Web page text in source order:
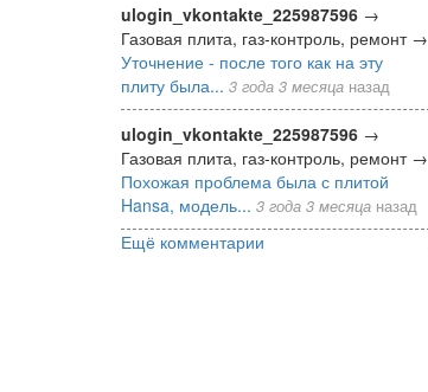
ulogin_vkontakte_225987596 →
Газовая плита, газ-контроль, ремонт →
Уточнение - после того как на эту
плиту была... 3 года 3 месяца назад
ulogin_vkontakte_225987596 →
Газовая плита, газ-контроль, ремонт →
Похожая проблема была с плитой
Hansa, модель... 3 года 3 месяца назад
Ещё комментарии